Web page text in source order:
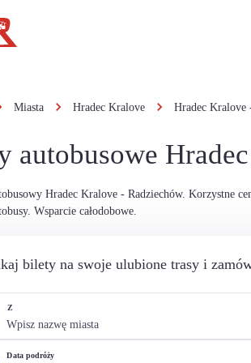
Miasta Hradec Kralove Hradec Kralove
autobusowe
Hradec Kralove - Radziechów. Korzystne
Wsparcie całodobowe.
bilety na swoje ulubione trasy i
Z
Data podróży